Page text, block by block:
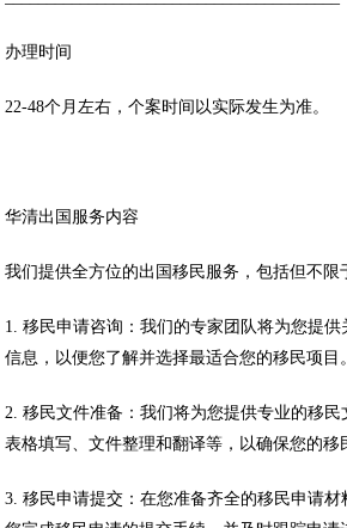
办理时间
22-48个月左右，个案时间以实际发生为准。
华清出国服务内容
我们提供全方位的出国移民服务，包括但不限
1. 移民申请咨询：我们的专家团队将为您提
信息，以便您了解并选择最适合您的移民项目。
2. 移民文件准备：我们将为您提供专业的移
表格填写、文件整理和翻译等，以确保您的移
3. 移民申请提交：在您准备齐全的移民申请